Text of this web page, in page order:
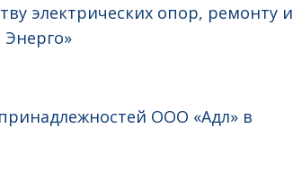
электрических опор, ремонту и
ООО «Адл» в